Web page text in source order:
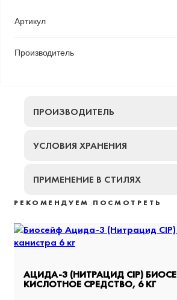
Артикул
Производитель
ПРОИЗВОДИТЕЛЬ
УСЛОВИЯ ХРАНЕНИЯ
ПРИМЕНЕНИЕ В СТИЛЯХ
РЕКОМЕНДУЕМ ПОСМОТРЕТЬ
АЦИДА-3 (НИТРАЦИД CIP)
КИСЛОТНОЕ СРЕДСТВО, 6 КГ